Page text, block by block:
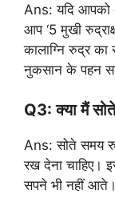
Ans: यदि आपको
आप ‘5 मुखी
कालाग्नि रुद्र का
नुकसान के पहन
Q3: क्या मैं
Ans: सोते समय
रख देना चाहिए।
सपने भी नहीं आते।